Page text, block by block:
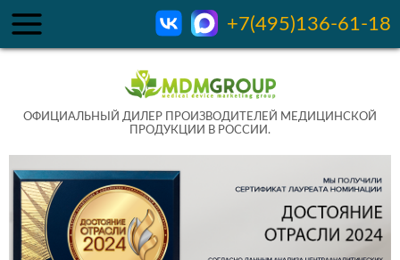
+7(495)136-61-18
ОФИЦИАЛЬНЫЙ ДИЛЕР ПРОИЗВОДИТЕЛЕЙ МЕДИЦИНСКОЙ
ПРОДУКЦИИ В РОССИИ.